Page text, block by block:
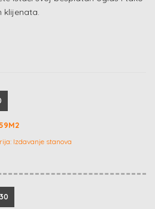
klijenata.
Izdavanje stanova